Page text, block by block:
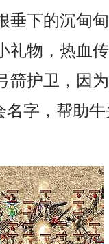
垂下的沉甸
礼物，热血
箭护卫，因
字，帮助